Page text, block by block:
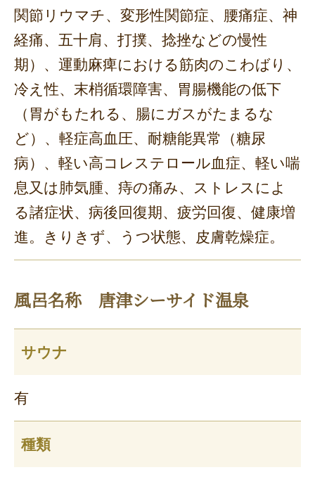
関節リウマチ、変形性関節症、腰痛症、神
経痛、五十肩、打撲、捻挫などの慢性
期）、運動麻痺における筋肉のこわばり、
冷え性、末梢循環障害、胃腸機能の低下
（胃がもたれる、腸にガスがたまるな
ど）、軽症高血圧、耐糖能異常（糖尿
病）、軽い高コレステロール血症、軽い喘
息又は肺気腫、痔の痛み、ストレスによ
る諸症状、病後回復期、疲労回復、健康増
進。きりきず、うつ状態、皮膚乾燥症。
風呂名称 唐津シーサイド温泉
サウナ
有
種類